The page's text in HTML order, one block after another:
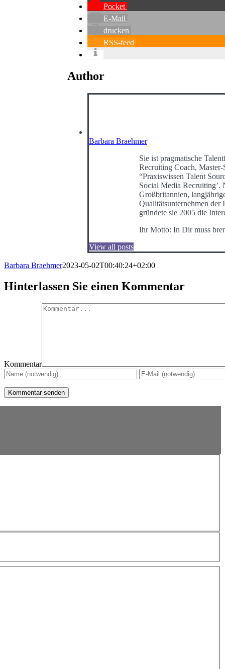
Pocket
E-Mail
drucken
RSS-feed
Author
Barbara Braehmer
Sie ist pragmatische
Recruiting Coach,
“Praxiswissen Talent
Social Media
Großbritannien,
Qualitätsunternehmen der
gründete sie 2005 die
Ihr Motto: In Dir muss
View all posts
Barbara Braehmer2023-05-02T00:40:24+02:00
Hinterlassen Sie einen Kommentar
Kommentar